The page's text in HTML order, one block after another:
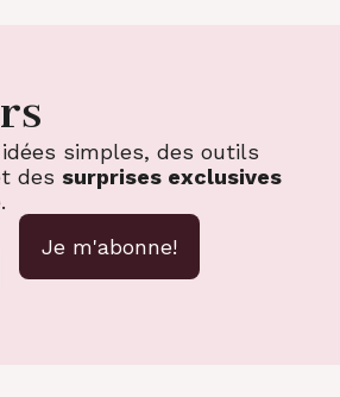
idées simples, des outils
des surprises exclusives
Je m'abonne!